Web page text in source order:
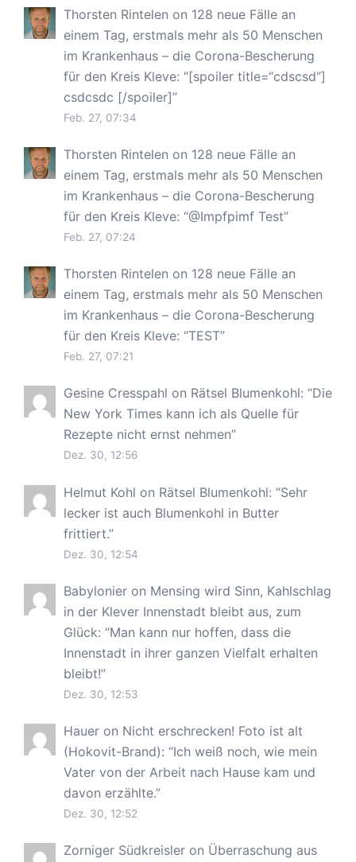
Thorsten Rintelen on 128 neue Fälle an
einem Tag, erstmals mehr als 50 Menschen
im Krankenhaus – die Corona-Bescherung
für den Kreis Kleve: “[spoiler title=“cdscsd“]
csdcsdc [/spoiler]”
Feb. 27, 07:34
Thorsten Rintelen on 128 neue Fälle an
einem Tag, erstmals mehr als 50 Menschen
im Krankenhaus – die Corona-Bescherung
für den Kreis Kleve: “@Impfpimf Test”
Feb. 27, 07:24
Thorsten Rintelen on 128 neue Fälle an
einem Tag, erstmals mehr als 50 Menschen
im Krankenhaus – die Corona-Bescherung
für den Kreis Kleve: “TEST”
Feb. 27, 07:21
Gesine Cresspahl on Rätsel Blumenkohl: “Die
New York Times kann ich als Quelle für
Rezepte nicht ernst nehmen”
Dez. 30, 12:56
Helmut Kohl on Rätsel Blumenkohl: “Sehr
lecker ist auch Blumenkohl in Butter
frittiert.”
Dez. 30, 12:54
Babylonier on Mensing wird Sinn, Kahlschlag
in der Klever Innenstadt bleibt aus, zum
Glück: “Man kann nur hoffen, dass die
Innenstadt in ihrer ganzen Vielfalt erhalten
bleibt!”
Dez. 30, 12:53
Hauer on Nicht erschrecken! Foto ist alt
(Hokovit-Brand): “Ich weiß noch, wie mein
Vater von der Arbeit nach Hause kam und
davon erzählte.”
Dez. 30, 12:52
Zorniger Südkreisler on Überraschung aus